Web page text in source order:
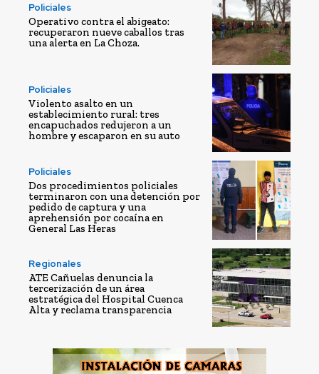
Policiales
Operativo contra el abigeato:
recuperaron nueve caballos tras
una alerta en La Choza.
Policiales
Violento asalto en un
establecimiento rural: tres
encapuchados redujeron a un
hombre y escaparon en su auto
Policiales
Dos procedimientos policiales
terminaron con una detención por
pedido de captura y una
aprehensión por cocaína en
General Las Heras
Regionales
ATE Cañuelas denuncia la
tercerización de un área
estratégica del Hospital Cuenca
Alta y reclama transparencia